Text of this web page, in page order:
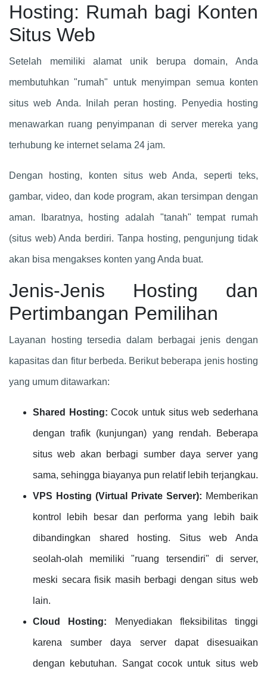
Hosting: Rumah bagi Konten
Situs Web
Setelah memiliki alamat unik berupa domain, Anda
membutuhkan "rumah" untuk menyimpan semua konten
situs web Anda. Inilah peran hosting. Penyedia hosting
menawarkan ruang penyimpanan di server mereka yang
terhubung ke internet selama 24 jam.
Dengan hosting, konten situs web Anda, seperti teks,
gambar, video, dan kode program, akan tersimpan dengan
aman. Ibaratnya, hosting adalah "tanah" tempat rumah
(situs web) Anda berdiri. Tanpa hosting, pengunjung tidak
akan bisa mengakses konten yang Anda buat.
Jenis-Jenis Hosting dan
Pertimbangan Pemilihan
Layanan hosting tersedia dalam berbagai jenis dengan
kapasitas dan fitur berbeda. Berikut beberapa jenis hosting
yang umum ditawarkan:
Shared Hosting: Cocok untuk situs web sederhana
dengan trafik (kunjungan) yang rendah. Beberapa
situs web akan berbagi sumber daya server yang
sama, sehingga biayanya pun relatif lebih terjangkau.
VPS Hosting (Virtual Private Server): Memberikan
kontrol lebih besar dan performa yang lebih baik
dibandingkan shared hosting. Situs web Anda
seolah-olah memiliki "ruang tersendiri" di server,
meski secara fisik masih berbagi dengan situs web
lain.
Cloud Hosting: Menyediakan fleksibilitas tinggi
karena sumber daya server dapat disesuaikan
dengan kebutuhan. Sangat cocok untuk situs web